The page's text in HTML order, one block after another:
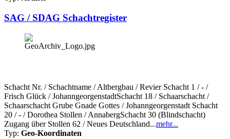
SAG / SDAG Schachtregister
Schacht Nr. / Schachtname / Altbergbau / Revier Schacht 1 / - /
Frisch Glück / JohanngeorgenstadtSchacht 18 / Schaarschacht /
Schaarschacht Grube Gnade Gottes / Johanngeorgenstadt Schacht
20 / - / Dorothea Stollen / AnnabergSchacht 30 (Blindschacht)
Zugang über Stollen 62 / Neues Deutschland...mehr...
Typ: Geo-Koordinaten